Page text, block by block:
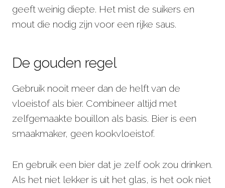
geeft weinig diepte. Het mist de suikers en
mout die nodig zijn voor een rijke saus.
De gouden regel
Gebruik nooit meer dan de helft van de
vloeistof als bier. Combineer altijd met
zelfgemaakte bouillon als basis. Bier is een
smaakmaker, geen kookvloeistof.
En gebruik een bier dat je zelf ook zou drinken.
Als het niet lekker is uit het glas, is het ook niet